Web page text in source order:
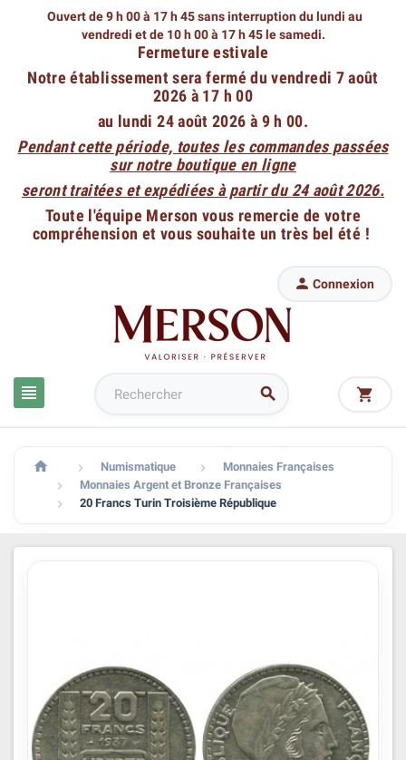
Ouvert de 9 h 00 à 17 h 45 sans interruption du lundi au
vendredi et de 10 h 00 à 17 h 45 le samedi.
Fermeture estivale
Notre établissement sera fermé du vendredi 7 août
2026 à 17 h 00
au lundi 24 août 2026 à 9 h 00.
Pendant cette période, toutes les commandes passées
sur notre boutique en ligne
seront traitées et expédiées à partir du 24 août 2026.
Toute l'équipe Merson vous remercie de votre
compréhension et vous souhaite un très bel été !
 
 Connexion

  Numismatique  Monnaies Françaises
 Monnaies Argent et Bronze Françaises
 20 Francs Turin Troisième République